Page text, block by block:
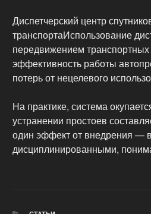
Диспетчерский центр
транспортаИспользование
передвижением
эффективность работы
потерь от нецелевого
На практике, система
устранении простоев
один эффект от внедрения —
дисциплинированными,